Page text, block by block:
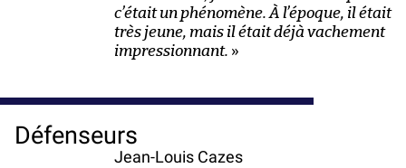
c’était un phénomène. À l’époque, il était
très jeune, mais il était déjà vachement
impressionnant. »
Défenseurs
Jean-Louis Cazes